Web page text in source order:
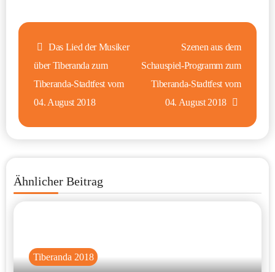
Beitragsnavigation
Das Lied der Musiker
über Tiberanda zum
Tiberanda-Stadtfest vom
04. August 2018
Szenen aus dem
Schauspiel-Programm zum
Tiberanda-Stadtfest vom
04. August 2018
Ähnlicher Beitrag
Tiberanda 2018